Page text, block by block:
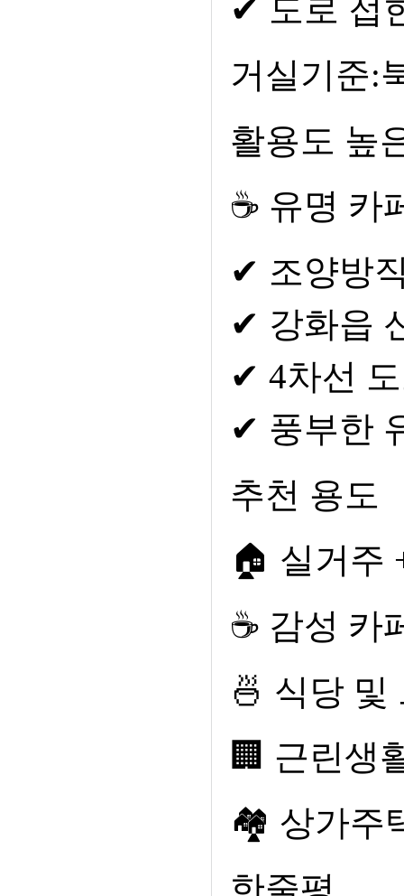
✔ 도로 접
거실기준:
활용도 높
☕ 유명 카
✔ 조양방
✔ 강화읍
✔ 4차선
✔ 풍부한
추천 용도
🏠 실거주
☕ 감성 카
🍜 식당 및
🏢 근린생
🏘 상가주
한줄평